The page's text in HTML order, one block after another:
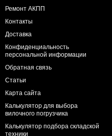
Ремонт АКПП
Контакты
Доставка
Конфиденциальность
персональной информации
Обратная связь
Статьи
Карта сайта
Калькулятор для выбора
вилочного погрузчика
Калькулятор подбора складской
техники